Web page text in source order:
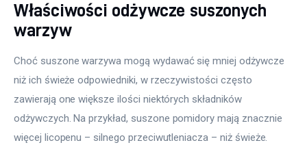
Właściwości odżywcze suszonych
warzyw
Choć suszone warzywa mogą wydawać się mniej odżywcze
niż ich świeże odpowiedniki, w rzeczywistości często
zawierają one większe ilości niektórych składników
odżywczych. Na przykład, suszone pomidory mają znacznie
więcej licopenu – silnego przeciwutleniacza – niż świeże.